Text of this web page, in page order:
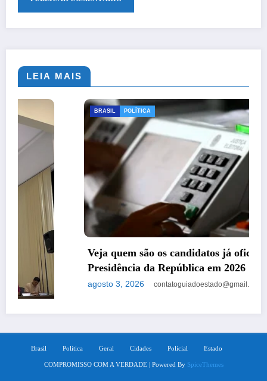
LEIA MAIS
Veja quem são os candidatos já oficializados à
Presidência da República em 2026
agosto 3, 2026 contatoguiadoestado@gmail.com
Brasil Política Geral Cidades Policial Estado
COMPROMISSO COM A VERDADE | Powered By SpiceThemes